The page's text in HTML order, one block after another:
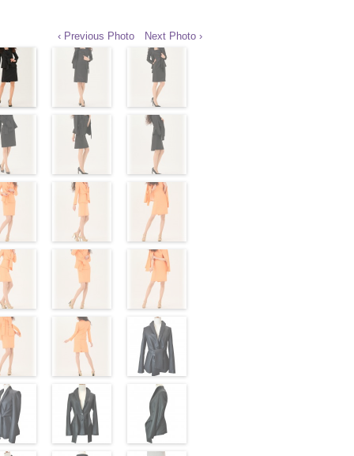
‹ Previous Photo Next Photo ›